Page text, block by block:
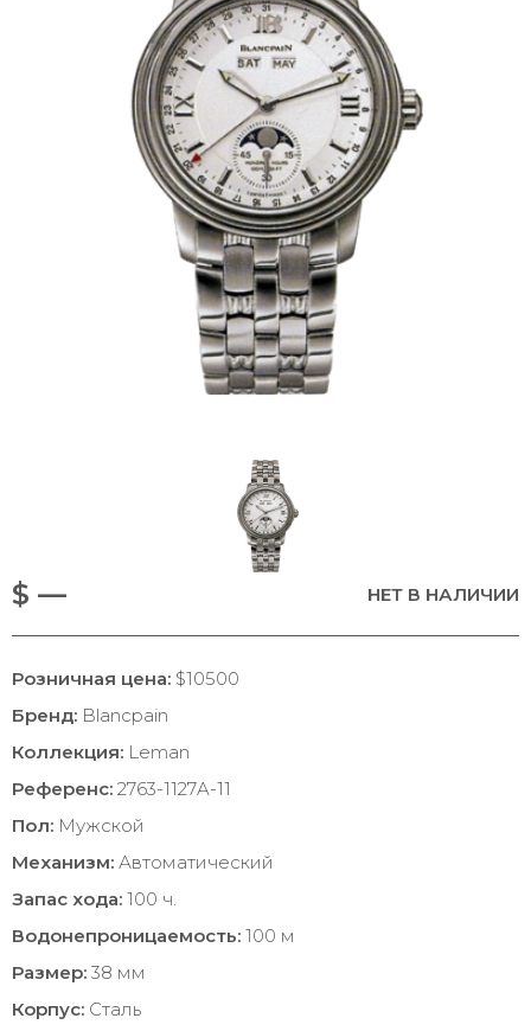
$ — НЕТ В НАЛИЧИИ
Розничная цена: $10500
Бренд: Blancpain
Коллекция: Leman
Референс: 2763-1127A-11
Пол: Мужской
Механизм: Автоматический
Запас хода: 100 ч.
Водонепроницаемость: 100 м
Размер: 38 мм
Корпус: Сталь